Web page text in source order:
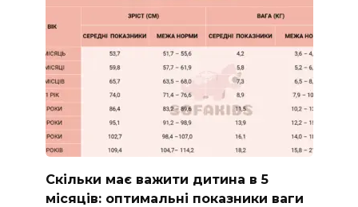
Скільки має важити дитина в 5
місяців: оптимальні показники ваги